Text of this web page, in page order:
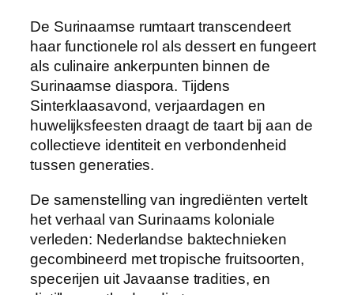
De Surinaamse rumtaart transcendeert
haar functionele rol als dessert en fungeert
als culinaire ankerpunten binnen de
Surinaamse diaspora. Tijdens
Sinterklaasavond, verjaardagen en
huwelijksfeesten draagt de taart bij aan de
collectieve identiteit en verbondenheid
tussen generaties.
De samenstelling van ingrediënten vertelt
het verhaal van Surinaams koloniale
verleden: Nederlandse baktechnieken
gecombineerd met tropische fruitsoorten,
specerijen uit Javaanse tradities, en